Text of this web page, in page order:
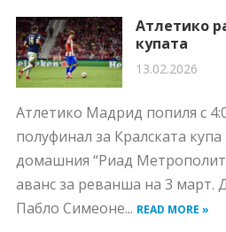
Атлетико
купата
13.02.2026
Атлетико Мадрид попиля с
полуфинал за Кралската
домашния “Риад
аванс за реванша на 3 март.
Пабло Симеоне... READ MORE »